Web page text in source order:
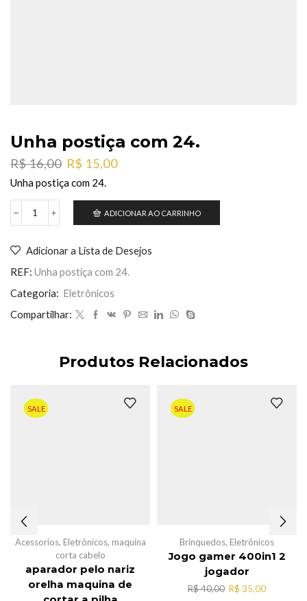
Unha postiça com 24.
R$16,00 O
preço
original
R$ 16,00.
R$ 15,00O
R$ 15,00.
Unha postiça com 24.
Unha
24.
quantidade
ADICIONAR AO CARRINHO
Adicionar a Lista de Desejos
REF: Unha postiça com 24.
Categoria: Eletrônicos
Compartilhar:
Produtos Relacionados
SALE
Acessorios, Eletrônicos, maquina
corta cabelo
aparador pelo nariz
orelha maquina de
SALE
Brinquedos, Eletrônicos
Jogo gamer 400in1 2
jogador
R$40,00 O
R$ 35,00O